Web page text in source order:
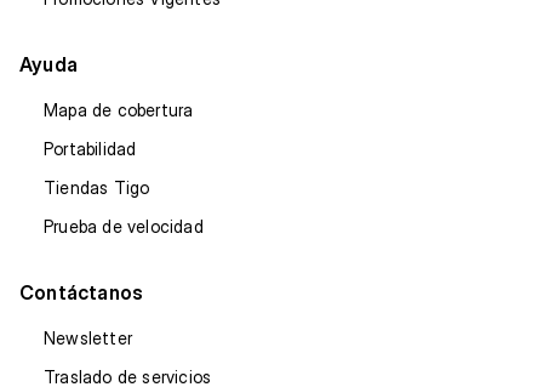
Ayuda
Mapa de cobertura
Portabilidad
Tiendas Tigo
Prueba de velocidad
Contáctanos
Newsletter
Traslado de servicios